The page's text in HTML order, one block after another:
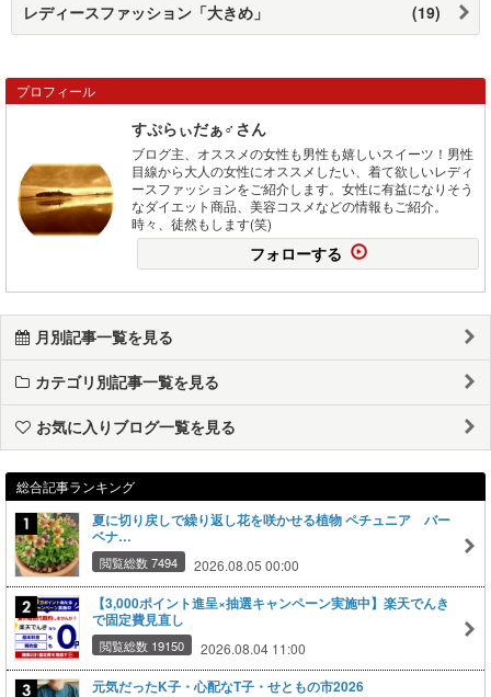
レディースファッション「大きめ」 (19)
プロフィール
すぷらぃだぁ♂さん
ブログ主、オススメの女性も男性も嬉しいスイーツ！男性
目線から大人の女性にオススメしたい、着て欲しいレディ
ースファッションをご紹介します。女性に有益になりそう
なダイエット商品、美容コスメなどの情報もご紹介。
時々、徒然もします(笑)
フォローする
月別記事一覧を見る
カテゴリ別記事一覧を見る
お気に入りブログ一覧を見る
総合記事ランキング
夏に切り戻しで繰り返し花を咲かせる植物 ペチュニア バー
ベナ…
閲覧総数 7494 2026.08.05 00:00
【3,000ポイント進呈×抽選キャンペーン実施中】楽天でんき
で固定費見直し
閲覧総数 19150 2026.08.04 11:00
元気だったK子・心配なT子・せともの市2026